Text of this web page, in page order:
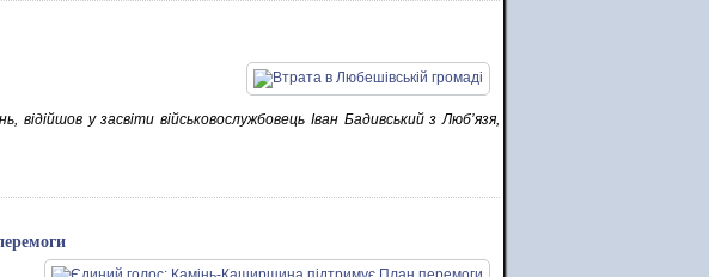
у засвіти військовослужбовець Іван Бадивський з Люб’язя,